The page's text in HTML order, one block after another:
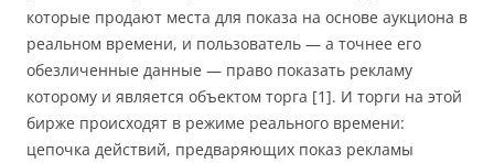
которые продают места для показа на основе аукциона в
реальном времени, и пользователь — а точнее его
обезличенные данные — право показать рекламу
которому и является объектом торга [1]. И торги на этой
бирже происходят в режиме реального времени:
цепочка действий, предваряющих показ рекламы